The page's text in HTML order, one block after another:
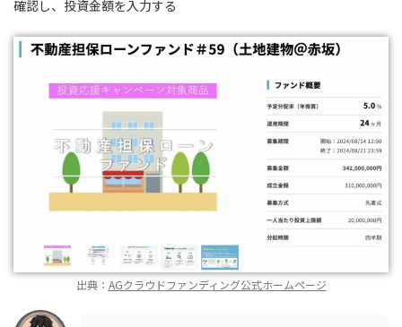
確認し、投資金額を入力する
出典： AGクラウドファンディング公式ホームページ